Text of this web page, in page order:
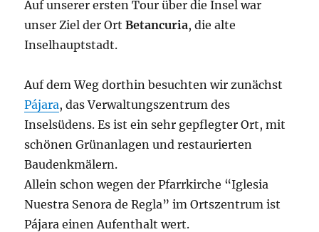
Auf unserer ersten Tour über die Insel war
unser Ziel der OrtBetancuria, die alte
Inselhauptstadt.
Auf dem Weg dorthin besuchten wir zunächst
Pájara, das Verwaltungszentrum des
Inselsüdens. Es ist ein sehr gepflegter Ort, mit
schönen Grünanlagen und restaurierten
Baudenkmälern.
Allein schon wegen der Pfarrkirche “Iglesia
Nuestra Senora de Regla” im Ortszentrum ist
Pájara einen Aufenthalt wert.